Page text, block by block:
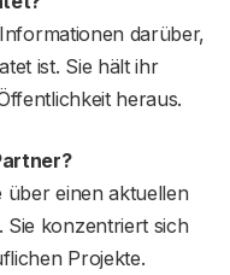
darüber,
ist. Sie hält ihr
heraus.
über einen aktuellen
konzentriert sich
Projekte.